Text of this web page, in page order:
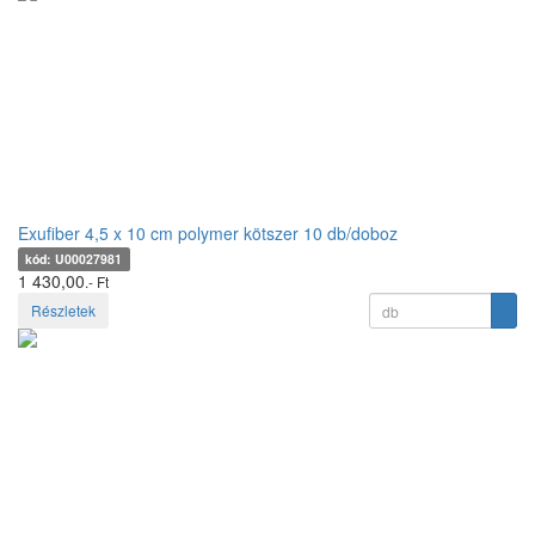
Exufiber 4,5 x 10 cm polymer kötszer 10 db/doboz
kód: U00027981
1 430,00.- Ft
Részletek